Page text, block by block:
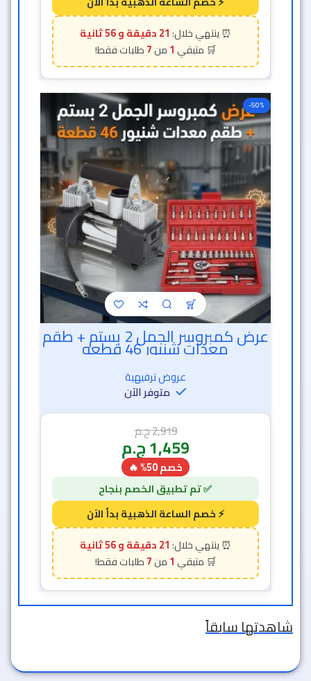
21 دقيقة و 54 ثانية
1
7
-50%
عرض كمبروسر الجمل 2 بستم + طقم معدات شنيور 46 قطعه
عروض ترفيهية
متوفر الآن
2,919ج.م
1,459ج.م
خصم 50% 🔥
21 دقيقة و 54 ثانية
1
7
شاهدتها سابقاً